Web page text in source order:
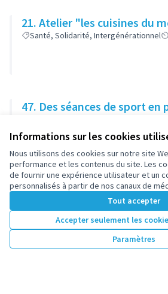
Informations sur les cookies
Nous utilisons des cookies sur notre site
performance et les contenus du site. Les
de fournir une expérience utilisateur et un
personnalisés à partir de nos canaux de
Tout accepter
Accepter seulement les
Paramètres
21. Atelier "les cuisines du
Santé, Solidarité, Intergénérationnel
47. Des séances de sport en
Résultats par page :
3 … 7